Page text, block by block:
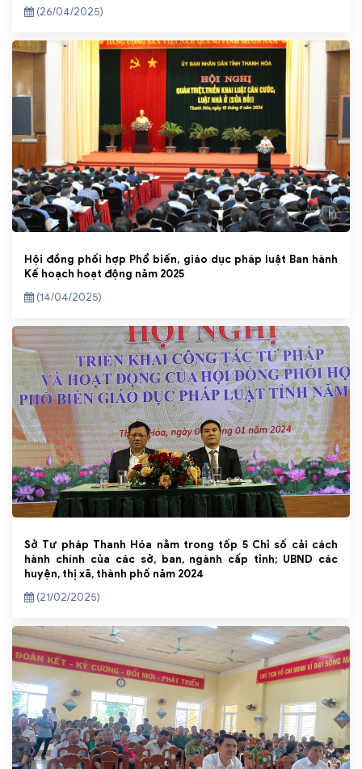
(26/04/2025)
Hội đồng phối hợp Phổ biến, giáo dục pháp luật Ban hành
Kế hoạch hoạt động năm 2025
(14/04/2025)
Sở Tư pháp Thanh Hóa nằm trong tốp 5 Chỉ số cải cách
hành chính của các sở, ban, ngành cấp tỉnh; UBND các
huyện, thị xã, thành phố năm 2024
(21/02/2025)